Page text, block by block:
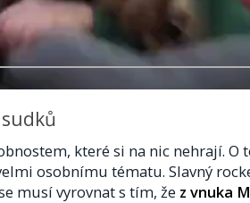
které si na nic nehrají. O
osobnímu tématu. Slavný
musí vyrovnat s tím, že z vnuka